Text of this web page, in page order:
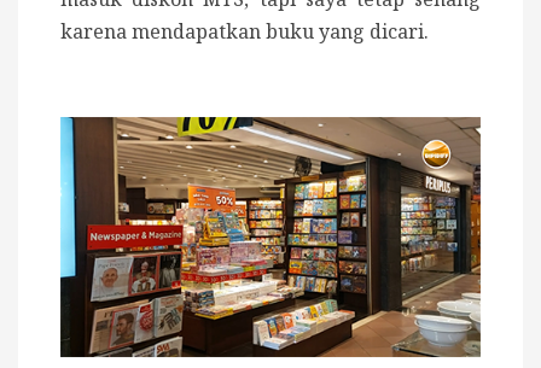
karena mendapatkan buku yang dicari.